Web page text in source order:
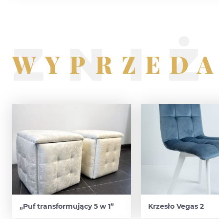
„Puf transformujący 5 w 1” Krzesło Vegas 2